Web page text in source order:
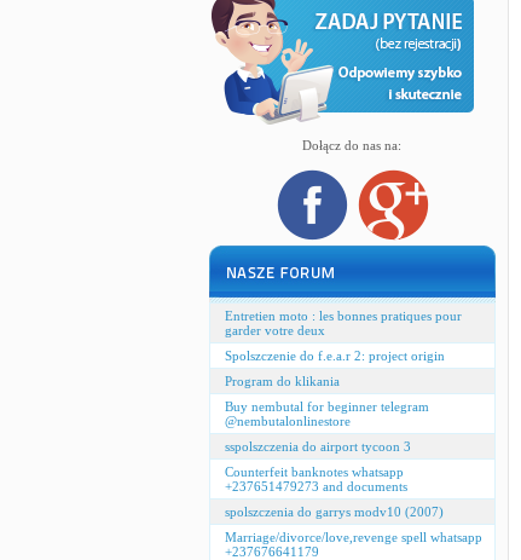
Dołącz do nas na:
Entretien moto : les bonnes pratiques pour
garder votre deux
Spolszczenie do f.e.a.r 2: project origin
Program do klikania
Buy nembutal for beginner telegram
@nembutalonlinestore
sspolszczenia do airport tycoon 3
Counterfeit banknotes whatsapp
+237651479273 and documents
spolszczenia do garrys modv10 (2007)
Marriage/divorce/love,revenge spell whatsapp
+237676641179